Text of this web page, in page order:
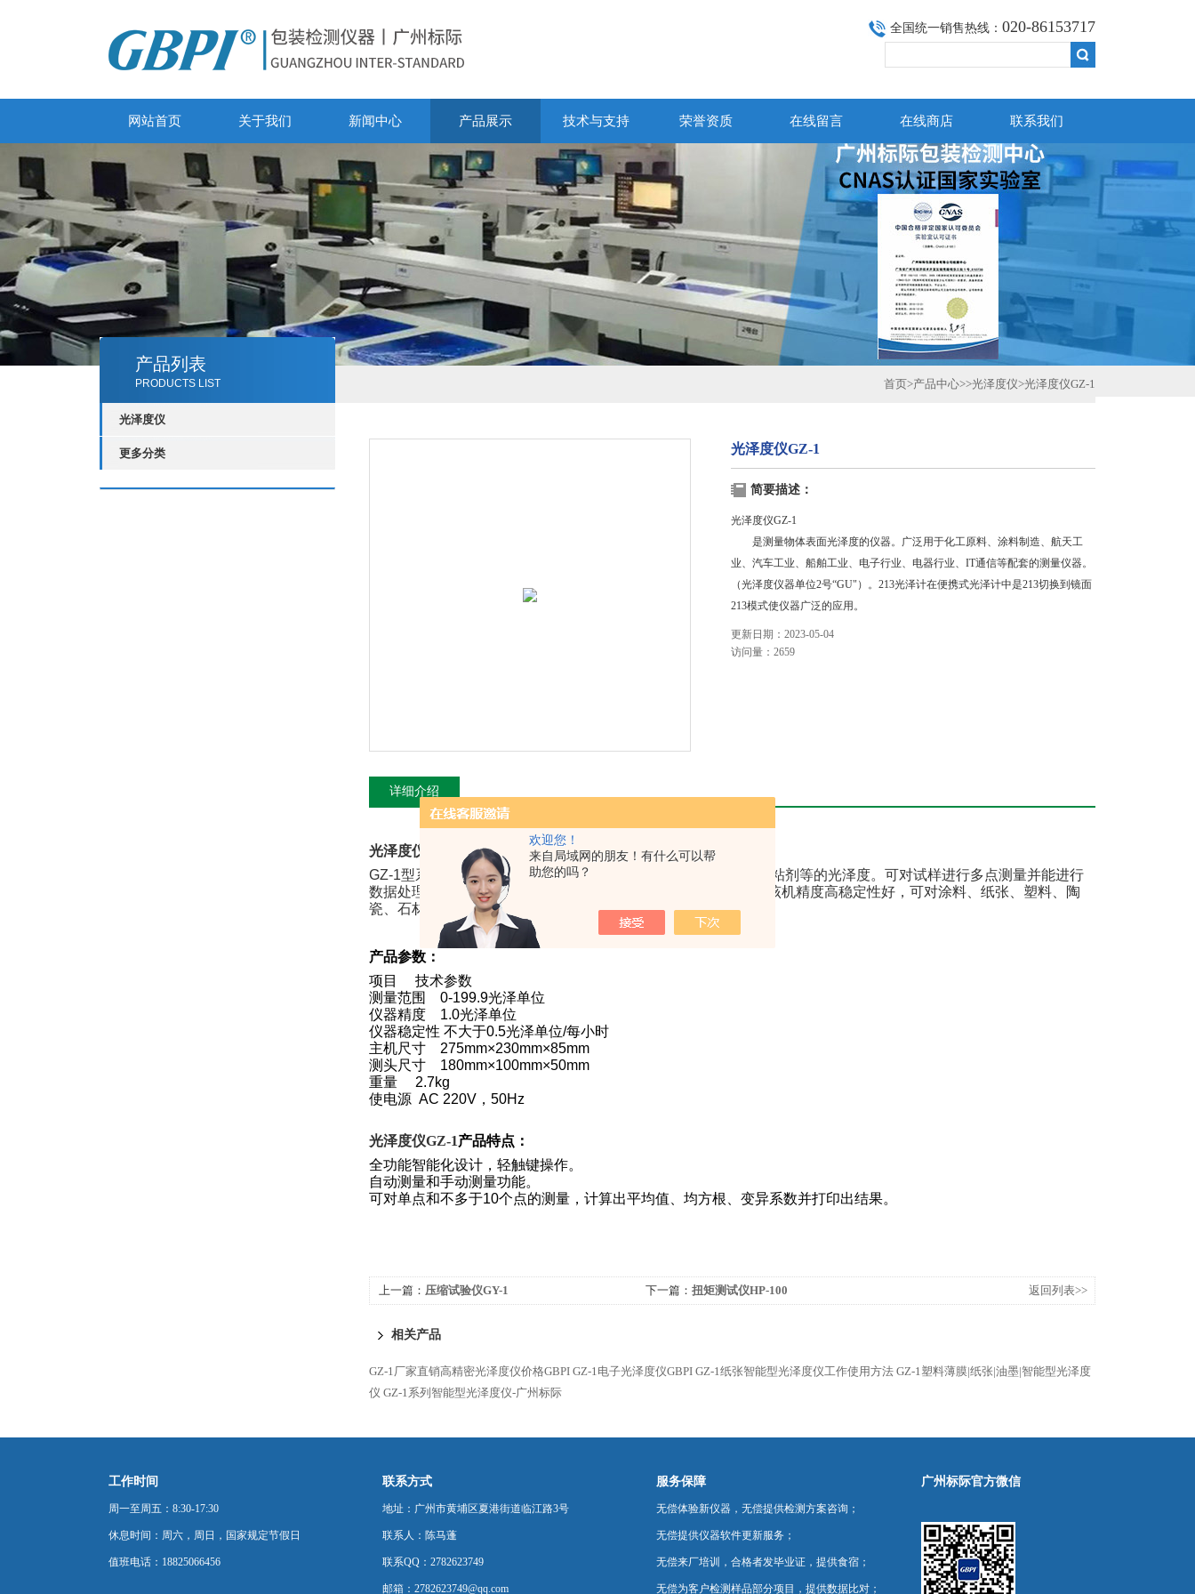
欢迎您！
来自局域网的朋友！有什么可以帮
助您的吗？
全国统一销售热线： 020-86153717
网站首页 关于我们 新闻中心 产品展示 技术与支持 荣誉资质 在线留言 在线商店 联系我们
产品列表
PRODUCTS LIST
光泽度仪
更多分类
首页>产品中心>>光泽度仪>光泽度仪GZ-1
光泽度仪GZ-1
简要描述：
光泽度仪GZ-1
是测量物体表面光泽度的仪器。广泛用于化工原料、涂料制造、航天工
业、汽车工业、船舶工业、电子行业、电器行业、IT通信等配套的测量仪器。
（光泽度仪器单位2号“GU"）。213光泽计在便携式光泽计中是213切换到镜面
213模式使仪器广泛的应用。
更新日期：2023-05-04
访问量：2659
详细介绍
光泽度仪GZ-1
产品应用：
GZ-1型系列智能型光泽度仪用于检测塑料薄膜、纸张、油墨、胶粘剂等的光泽度。可对试样进行多点测量并能进行
数据处理，可直接打印出平均值、标准偏差及变异系数等参数。该机精度高稳定性好，可对涂料、纸张、塑料、陶
瓷、石材及金属等平面制品进行光泽度测量。
产品参数：
项目 技术参数
测量范围 0-199.9光泽单位
仪器精度 1.0光泽单位
仪器稳定性 不大于0.5光泽单位/每小时
主机尺寸 275mm×230mm×85mm
测头尺寸 180mm×100mm×50mm
重量 2.7kg
使电源 AC 220V，50Hz
光泽度仪GZ-1产品特点：
全功能智能化设计，轻触键操作。
自动测量和手动测量功能。
可对单点和不多于10个点的测量，计算出平均值、均方根、变异系数并打印出结果。
上一篇： 压缩试验仪GY-1 下一篇： 扭矩测试仪HP-100 返回列表>>
相关产品
GZ-1厂家直销高精密光泽度仪价格GBPI GZ-1电子光泽度仪GBPI GZ-1纸张智能型光泽度仪工作使用方法 GZ-1塑料薄膜|纸张|油墨|智能型光泽度
仪 GZ-1系列智能型光泽度仪-广州标际
工作时间
周一至周五：8:30-17:30
休息时间：周六，周日，国家规定节假日
值班电话：18825066456
联系方式
地址：广州市黄埔区夏港街道临江路3号
联系人：陈马蓬
联系QQ：2782623749
邮箱：2782623749@qq.com
服务保障
无偿体验新仪器，无偿提供检测方案咨询；
无偿提供仪器软件更新服务；
无偿来厂培训，合格者发毕业证，提供食宿；
无偿为客户检测样品部分项目，提供数据比对；
广州标际官方微信